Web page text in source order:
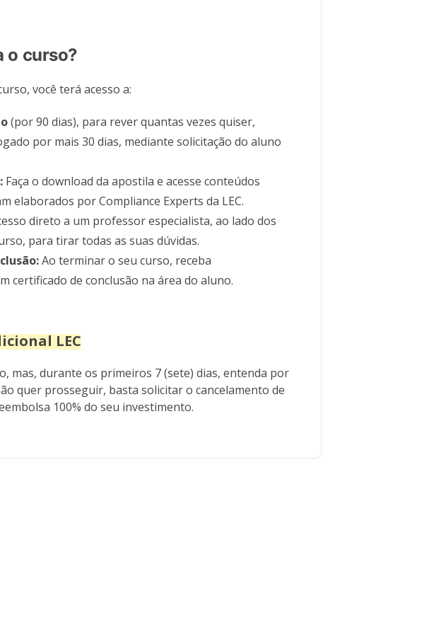
o curso?
você terá acesso a:
(por 90 dias), para rever quantas vezes quiser,
por mais 30 dias, mediante solicitação do aluno
Faça o download da apostila e acesse conteúdos
elaborados por Compliance Experts da LEC.
direto a um professor especialista, ao lado dos
para tirar todas as suas dúvidas.
Ao terminar o seu curso, receba
certificado de conclusão na área do aluno.
LEC
mas, durante os primeiros 7 (sete) dias, entenda por
quer prosseguir, basta solicitar o cancelamento de
100% do seu investimento.